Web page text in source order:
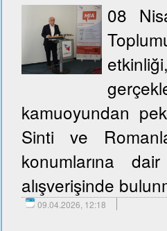
08
kamuoyundan pek
Sinti ve
konumlarına
alışverişinde
09.04.2026, 12:18